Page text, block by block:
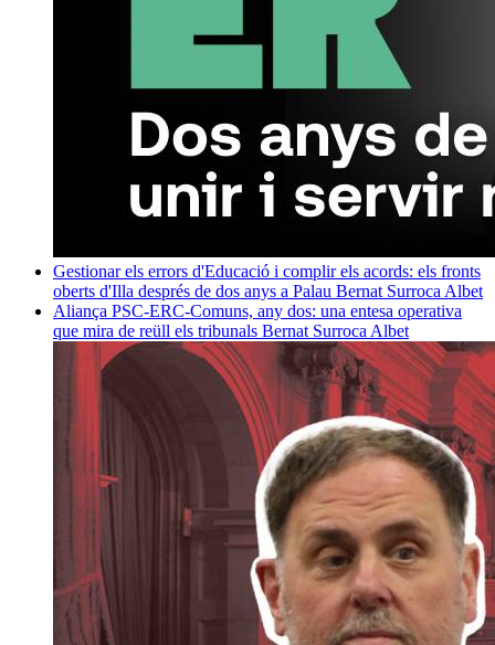
Gestionar els errors d'Educació i complir els acords: els fronts
oberts d'Illa després de dos anys a Palau Bernat Surroca Albet
Aliança PSC-ERC-Comuns, any dos: una entesa operativa
que mira de reüll els tribunals Bernat Surroca Albet